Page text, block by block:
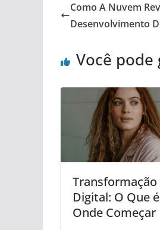
Como A Nuvem
Desenvolvimento
Você
Transformação
Digital: O Que
Onde Começar